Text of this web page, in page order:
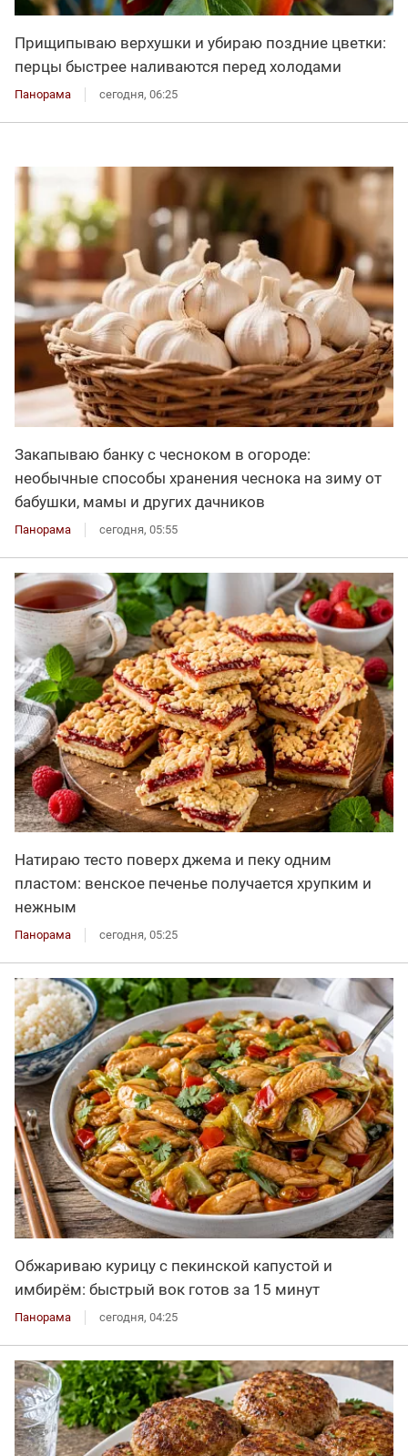
Прищипываю верхушки и убираю поздние цветки:
перцы быстрее наливаются перед холодами
Панорама сегодня, 06:25
Закапываю банку с чесноком в огороде:
необычные способы хранения чеснока на зиму от
бабушки, мамы и других дачников
Панорама сегодня, 05:55
Натираю тесто поверх джема и пеку одним
пластом: венское печенье получается хрупким и
нежным
Панорама сегодня, 05:25
Обжариваю курицу с пекинской капустой и
имбирём: быстрый вок готов за 15 минут
Панорама сегодня, 04:25